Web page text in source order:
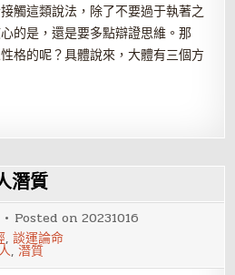
觸這類說法，除了不要過于執著之
的是，還是要多點辯證思維。那
格的呢？具體說來，大體有三個方
潛質
Posted on20231016
,談運論命
,潛質